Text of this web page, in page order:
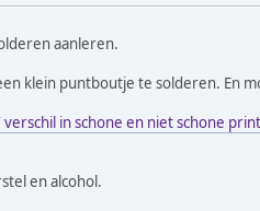
aanleren.
klein puntboutje te solderen. En
in schone en niet schone
en alcohol.